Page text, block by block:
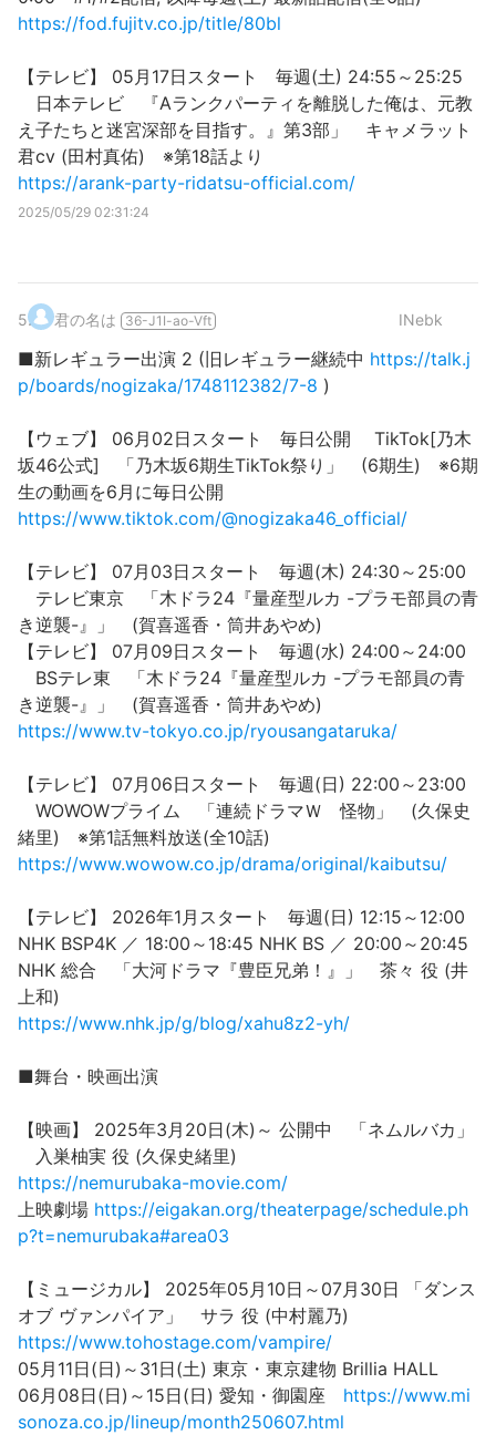
https://fod.fujitv.co.jp/title/80bl
【テレビ】 05月17日スタート 毎週(土) 24:55～25:25
日本テレビ 『Aランクパーティを離脱した俺は、元教
え子たちと迷宮深部を目指す。』第3部」 キャメラット
君cv (田村真佑) ※第18話より
https://arank-party-ridatsu-official.com/
2025/05/29 02:31:24
5. 君の名は 36-J1I-ao-Vft INebk
■新レギュラー出演 2 (旧レギュラー継続中 https://talk.j
p/boards/nogizaka/1748112382/7-8 )
【ウェブ】 06月02日スタート 毎日公開 TikTok[乃木
坂46公式] 「乃木坂6期生TikTok祭り」 (6期生) ※6期
生の動画を6月に毎日公開
https://www.tiktok.com/@nogizaka46_official/
【テレビ】 07月03日スタート 毎週(木) 24:30～25:00
テレビ東京 「木ドラ24『量産型ルカ -プラモ部員の青
き逆襲-』」 (賀喜遥香・筒井あやめ)
【テレビ】 07月09日スタート 毎週(水) 24:00～24:00
BSテレ東 「木ドラ24『量産型ルカ -プラモ部員の青
き逆襲-』」 (賀喜遥香・筒井あやめ)
https://www.tv-tokyo.co.jp/ryousangataruka/
【テレビ】 07月06日スタート 毎週(日) 22:00～23:00
WOWOWプライム 「連続ドラマＷ 怪物」 (久保史
緒里) ※第1話無料放送(全10話)
https://www.wowow.co.jp/drama/original/kaibutsu/
【テレビ】 2026年1月スタート 毎週(日) 12:15～12:00
NHK BSP4K ／ 18:00～18:45 NHK BS ／ 20:00～20:45
NHK 総合 「大河ドラマ『豊臣兄弟！』」 茶々 役 (井
上和)
https://www.nhk.jp/g/blog/xahu8z2-yh/
■舞台・映画出演
【映画】 2025年3月20日(木)～ 公開中 「ネムルバカ」
入巣柚実 役 (久保史緒里)
https://nemurubaka-movie.com/
上映劇場 https://eigakan.org/theaterpage/schedule.ph
p?t=nemurubaka#area03
【ミュージカル】 2025年05月10日～07月30日 「ダンス
オブ ヴァンパイア」 サラ 役 (中村麗乃)
https://www.tohostage.com/vampire/
05月11日(日)～31日(土) 東京・東京建物 Brillia HALL
06月08日(日)～15日(日) 愛知・御園座 https://www.mi
sonoza.co.jp/lineup/month250607.html